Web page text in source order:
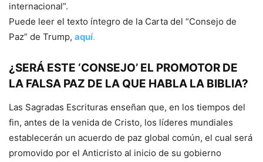
internacional”.
Puede leer el texto íntegro de la Carta del “Consejo de
Paz” de Trump, aquí.
¿SERÁ ESTE ‘CONSEJO’ EL PROMOTOR DE
LA FALSA PAZ DE LA QUE HABLA LA BIBLIA?
Las Sagradas Escrituras enseñan que, en los tiempos del
fin, antes de la venida de Cristo, los líderes mundiales
establecerán un acuerdo de paz global común, el cual será
promovido por el Anticristo al inicio de su gobierno